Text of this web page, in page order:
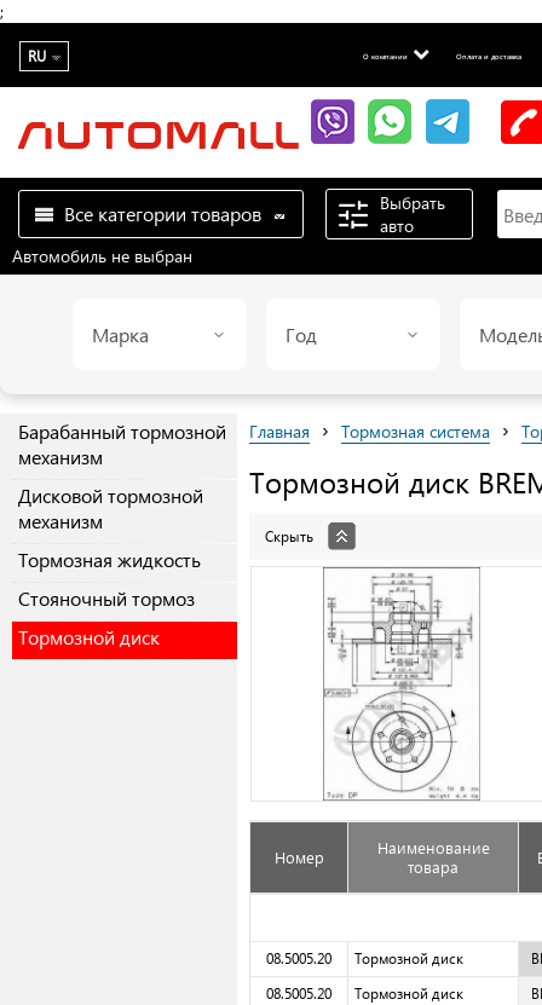
;
RU О компании Оплата и доставка
Все категории товаров
Выбрать
авто
Автомобиль не выбран
Марка Год
Барабанный тормозной
механизм
Дисковой тормозной
механизм
Тормозная жидкость
Cтояночный тормоз
Тормозной диск
Главная › Тормозная система ›
Тормозной диск
Скрыть
Номер
Наименование
товара
08.5005.20 Тормозной диск
08.5005.20
Тормозной диск